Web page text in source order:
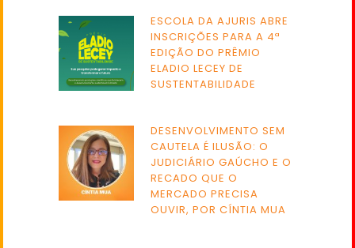
ESCOLA DA AJURIS ABRE
INSCRIÇÕES PARA A 4ª
EDIÇÃO DO PRÊMIO
ELADIO LECEY DE
SUSTENTABILIDADE
DESENVOLVIMENTO SEM
CAUTELA É ILUSÃO: O
JUDICIÁRIO GAÚCHO E O
RECADO QUE O
MERCADO PRECISA
OUVIR, POR CÍNTIA MUA